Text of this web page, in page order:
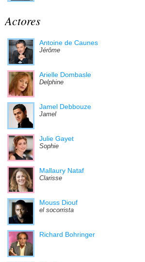
Actores
Antoine de Caunes
Jérôme
Arielle Dombasle
Delphine
Jamel Debbouze
Jamel
Julie Gayet
Sophie
Mallaury Nataf
Clarisse
Mouss Diouf
el socorrista
Richard Bohringer